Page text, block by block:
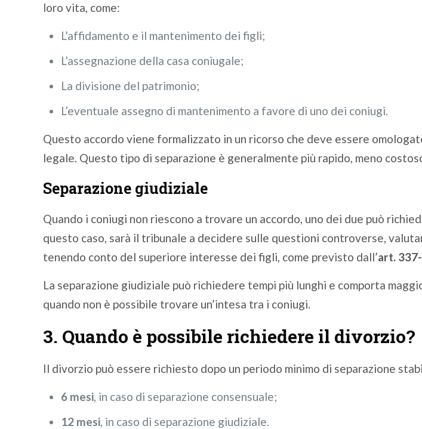
loro vita, come:
L’affidamento e il mantenimento dei figli;
L’assegnazione della casa coniugale;
La divisione del patrimonio;
L’eventuale assegno di mantenimento a favore di uno dei coniugi.
Questo accordo viene formalizzato in un ricorso che deve essere
legale. Questo tipo di separazione è generalmente più rapido, meno
Separazione giudiziale
Quando i coniugi non riescono a trovare un accordo, uno dei due può
questo caso, sarà il tribunale a decidere sulle questioni controverse,
tenendo conto del superiore interesse dei figli, come previsto dall’art.
La separazione giudiziale può richiedere tempi più lunghi e comporta
quando non è possibile trovare un’intesa tra i coniugi.
3. Quando è possibile richiedere il divorzio?
Il divorzio può essere richiesto dopo un periodo minimo di separazione
6 mesi, in caso di separazione consensuale;
12 mesi, in caso di separazione giudiziale.